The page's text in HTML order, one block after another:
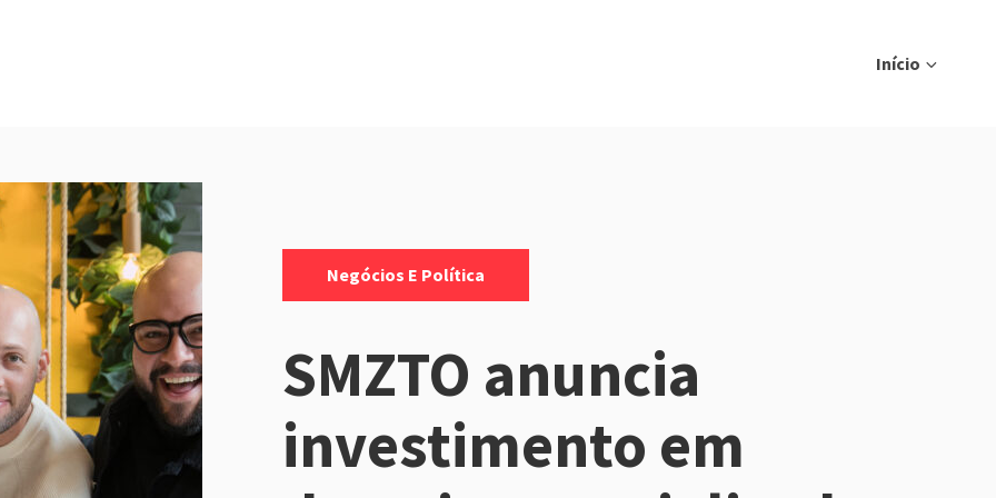
Início
Categorias:
Negócios E Política
SMZTO anuncia
investimento em